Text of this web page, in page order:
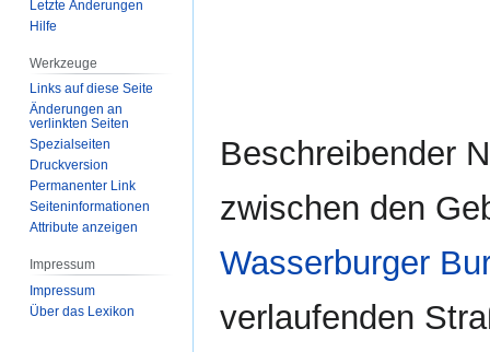
Beschreibender
zwischen den
Wasserburger
verlaufenden
Letzte Änderungen
Hilfe
Werkzeuge
Links auf diese Seite
Änderungen an
verlinkten Seiten
Spezialseiten
Druckversion
Permanenter Link
Seiten­­informationen
Attribute anzeigen
Impressum
Impressum
Über das Lexikon